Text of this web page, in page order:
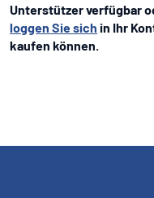
Unterstützer verfügbar
loggen Sie sich in Ihr
kaufen können.